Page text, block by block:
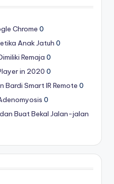
Chrome 0
Anak Jatuh 0
Remaja 0
in 2020 0
Bardi Smart IR Remote 0
0
Buat Bekal Jalan-jalan